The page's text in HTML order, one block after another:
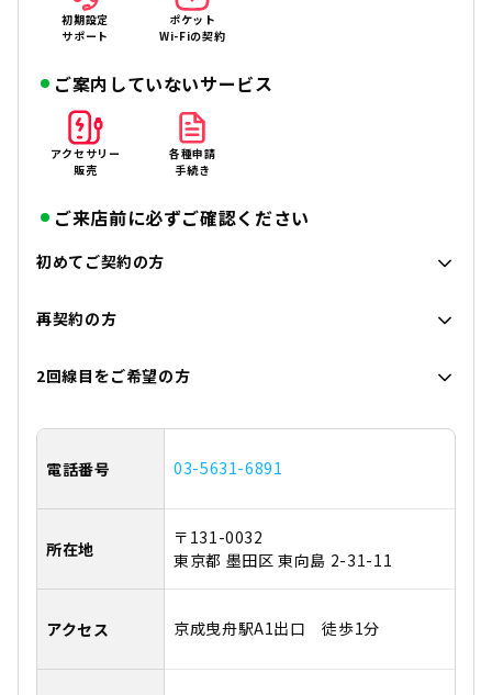
初期設定
サポート
ポケット
Wi-Fiの契約
ご案内していないサービス
アクセサリー
販売
各種申請
手続き
ご来店前に必ずご確認ください
初めてご契約の方
再契約の方
2回線目をご希望の方
電話番号 03-5631-6891
所在地
〒131-0032
東京都 墨田区 東向島 2-31-11
アクセス 京成曳舟駅A1出口 徒歩1分